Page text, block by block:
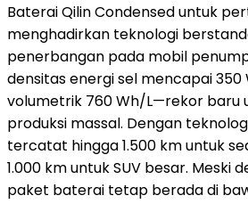
Baterai Qilin Condensed untuk
menghadirkan teknologi
penerbangan pada mobil
densitas energi sel mencapai
volumetrik 760 Wh/L—rekor baru
produksi massal. Dengan
tercatat hingga 1.500 km untuk
1.000 km untuk SUV besar. Meski
paket baterai tetap berada di